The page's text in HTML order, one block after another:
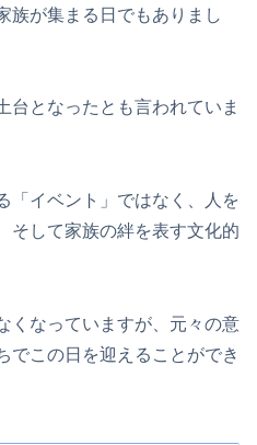
族が集まる日でもありまし
台となったとも言われていま
「イベント」ではなく、人を
そして家族の絆を表す文化的
くなっていますが、元々の意
でこの日を迎えることができ